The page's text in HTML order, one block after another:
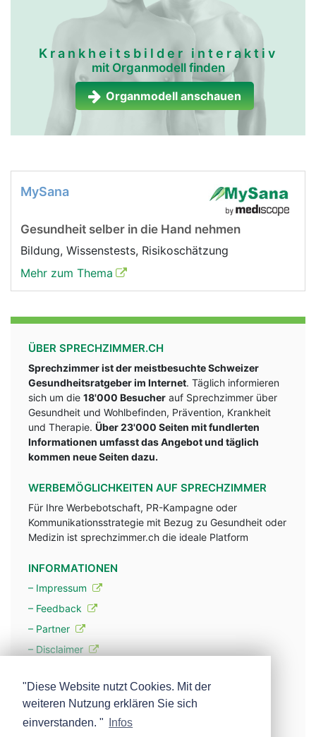
Krankheitsbilder interaktiv
mit Organmodell finden
Organmodell anschauen
MySana
Gesundheit selber in die Hand nehmen
Bildung, Wissenstests, Risikoschätzung
Mehr zum Thema
ÜBER SPRECHZIMMER.CH
Sprechzimmer ist der meistbesuchte Schweizer
Gesundheitsratgeber im Internet. Täglich informieren
sich um die 18'000 Besucher auf Sprechzimmer über
Gesundheit und Wohlbefinden, Prävention, Krankheit
und Therapie. Über 23'000 Seiten mit fundlerten
Informationen umfasst das Angebot und täglich
kommen neue Seiten dazu.
WERBEMÖGLICHKEITEN AUF SPRECHZIMMER
Für Ihre Werbebotschaft, PR-Kampagne oder
Kommunikationsstrategie mit Bezug zu Gesundheit oder
Medizin ist sprechzimmer.ch die ideale Platform
INFORMATIONEN
– Impressum
– Feedback
– Partner
– Disclaimer
– Werbung
– Mehr über unsere Experten
"Diese Website nutzt Cookies. Mit der
weiteren Nutzung erklären Sie sich
einverstanden. "
Infos